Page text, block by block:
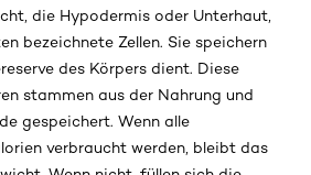
die Hypodermis oder Unterhaut,
bezeichnete Zellen. Sie speichern
des Körpers dient. Diese
stammen aus der Nahrung und
gespeichert. Wenn alle
verbraucht werden, bleibt das